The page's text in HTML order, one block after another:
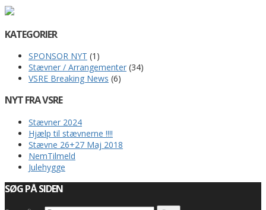
KATEGORIER
SPONSOR NYT (1)
Stævner / Arrangementer (34)
VSRE Breaking News (6)
NYT FRA VSRE
Stævner 2024
Hjælp til stævnerne !!!!
Stævne 26+27 Maj 2018
NemTilmeld
Julehygge
SØG PÅ SIDEN